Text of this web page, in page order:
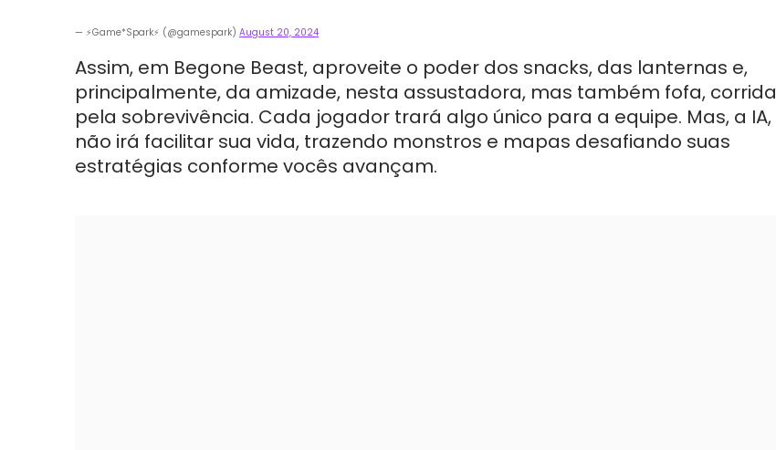
— ⚡Game*Spark⚡ (@gamespark) August 20, 2024
Assim, em Begone Beast, aproveite o poder dos snacks, das lanternas e,
principalmente, da amizade, nesta assustadora, mas também fofa, corrida
pela sobrevivência. Cada jogador trará algo único para a equipe. Mas, a IA,
não irá facilitar sua vida, trazendo monstros e mapas desafiando suas
estratégias conforme vocês avançam.